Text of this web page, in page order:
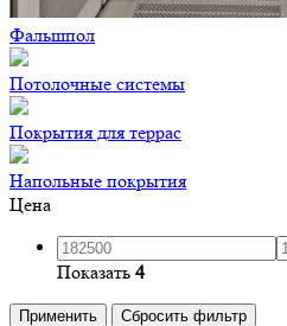
Фальшпол
Потолочные системы
Покрытия для террас
Напольные покрытия
Цена
Показать 4
Применить Сбросить фильтр